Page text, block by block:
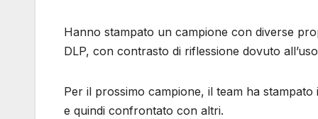
Hanno stampato un campione con diverse
DLP, con contrasto di riflessione dovuto
Per il prossimo campione, il team ha
e quindi confrontato con altri.